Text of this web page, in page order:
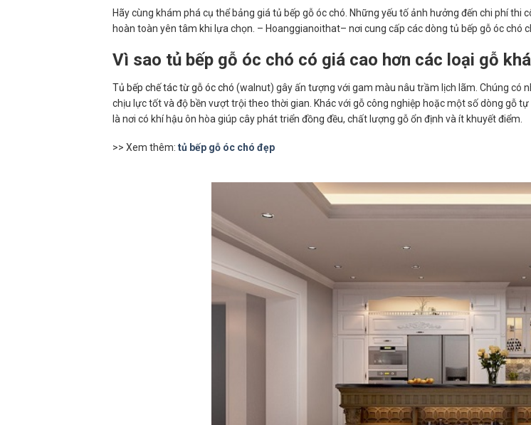
Hãy cùng khám phá cụ thể bảng giá tủ bếp gỗ óc chó. Những yếu tố ảnh hưởng đến chi phí
hoàn toàn yên tâm khi lựa chọn. – Hoanggianoithat– nơi cung cấp các dòng tủ bếp gỗ óc chó
Vì sao tủ bếp gỗ óc chó có giá cao hơn các loại gỗ
Tủ bếp chế tác từ gỗ óc chó (walnut) gây ấn tượng với gam màu nâu trầm lịch lãm. Chúng có
chịu lực tốt và độ bền vượt trội theo thời gian. Khác với gỗ công nghiệp hoặc một số dòng gỗ
là nơi có khí hậu ôn hòa giúp cây phát triển đồng đều, chất lượng gỗ ổn định và ít khuyết điểm.
>> Xem thêm: tủ bếp gỗ óc chó đẹp